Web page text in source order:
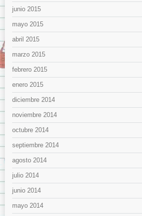
junio 2015
mayo 2015
abril 2015
marzo 2015
febrero 2015
enero 2015
diciembre 2014
noviembre 2014
octubre 2014
septiembre 2014
agosto 2014
julio 2014
junio 2014
mayo 2014